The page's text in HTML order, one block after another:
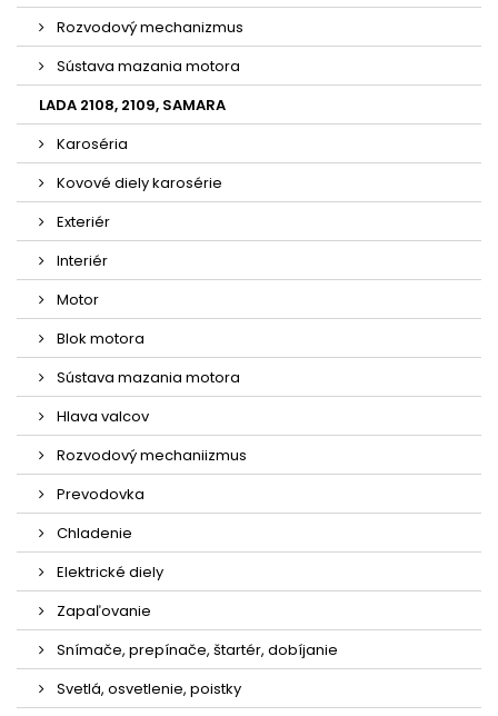
Rozvodový mechanizmus
Sústava mazania motora
LADA 2108, 2109, SAMARA
Karoséria
Kovové diely karosérie
Exteriér
Interiér
Motor
Blok motora
Sústava mazania motora
Hlava valcov
Rozvodový mechaniizmus
Prevodovka
Chladenie
Elektrické diely
Zapaľovanie
Snímače, prepínače, štartér, dobíjanie
Svetlá, osvetlenie, poistky